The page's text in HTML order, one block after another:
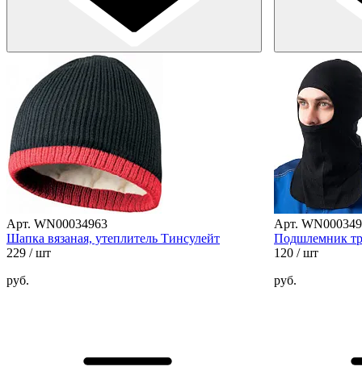
Арт. WN00034963
Шапка вязаная, утеплитель Тинсулейт
229 / шт
руб.
Арт.
Подшлемник
120 / шт
руб.